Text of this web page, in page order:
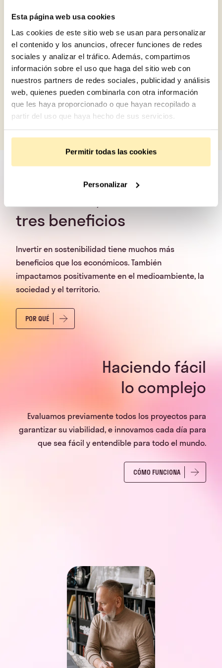
Esta página web usa cookies
Las cookies de este sitio web se usan para personalizar
el contenido y los anuncios, ofrecer funciones de redes
sociales y analizar el tráfico. Además, compartimos
información sobre el uso que haga del sitio web con
nuestros partners de redes sociales, publicidad y análisis
web, quienes pueden combinarla con otra información
que les haya proporcionado o que hayan recopilado a
partir del uso que haya hecho de sus servicios.
Permitir todas las cookies
Personalizar
tres beneficios
Invertir en sostenibilidad tiene muchos más
beneficios que los económicos. También
impactamos positivamente en el medioambiente, la
sociedad y el territorio.
POR QUÉ
Haciendo fácil
lo complejo
Evaluamos previamente todos los proyectos para
garantizar su viabilidad, e innovamos cada día para
que sea fácil y entendible para todo el mundo.
CÓMO FUNCIONA